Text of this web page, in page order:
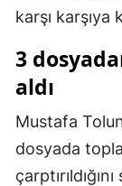
karşı karşıya
3
aldı
Mustafa
dosyada